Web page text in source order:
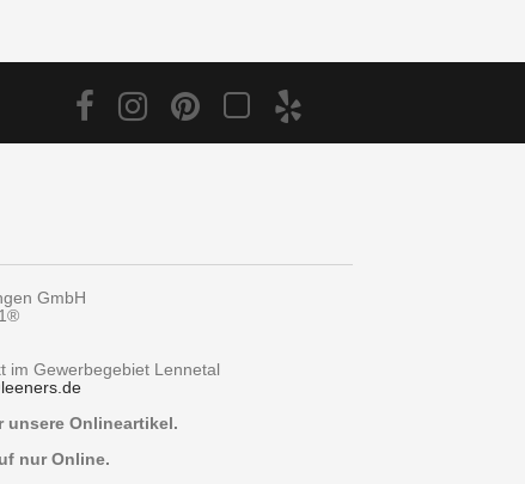
GmbH
im Gewerbegebiet Lennetal
leeners.de
unsere Onlineartikel.
nur Online.